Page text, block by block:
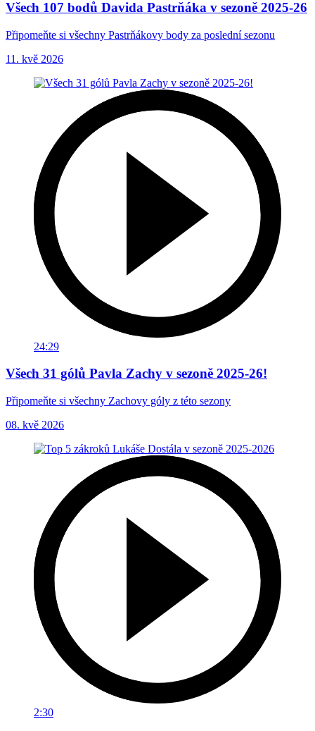
Všech 107 bodů Davida Pastrňáka v sezoně 2025-26
Připomeňte si všechny Pastrňákovy body za poslední sezonu
11. kvě 2026
24:29
Všech 31 gólů Pavla Zachy v sezoně 2025-26!
Připomeňte si všechny Zachovy góly z této sezony
08. kvě 2026
2:30